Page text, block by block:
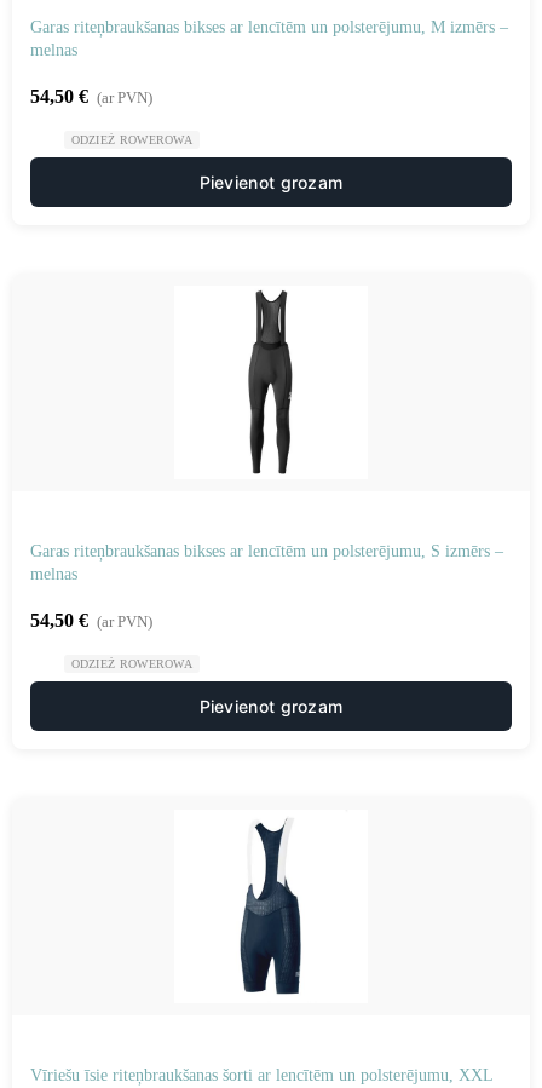
Garas riteņbraukšanas bikses ar lencītēm un polsterējumu, M izmērs –
melnas
54,50 € (ar PVN)
ODZIEŻ ROWEROWA
Pievienot grozam
Garas riteņbraukšanas bikses ar lencītēm un polsterējumu, S izmērs –
melnas
54,50 € (ar PVN)
ODZIEŻ ROWEROWA
Pievienot grozam
Vīriešu īsie riteņbraukšanas šorti ar lencītēm un polsterējumu, XXL